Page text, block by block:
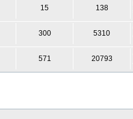
15 138
300 5310
571 20793